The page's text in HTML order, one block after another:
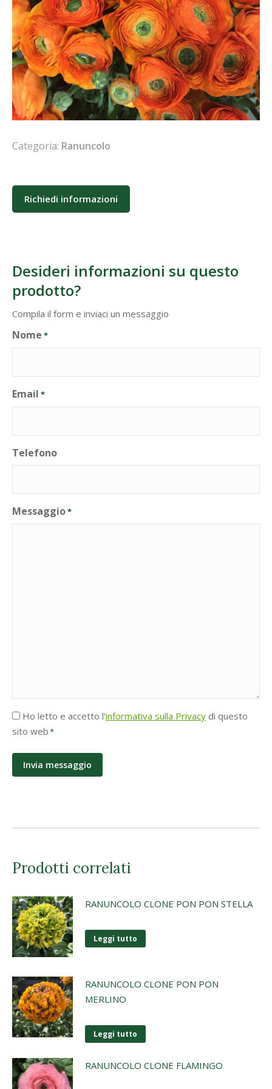
Categoria: Ranuncolo
Richiedi informazioni
Desideri informazioni su questo
prodotto?
Compila il form e inviaci un messaggio
Nome *
Email *
Telefono
Messaggio*
Accettazione
Privacy
Ho letto e accetto l'informativa sulla Privacy di questo
sito web*
Prodotti correlati
RANUNCOLO CLONE PON PON STELLA
Leggi tutto
RANUNCOLO CLONE PON PON
MERLINO
Leggi tutto
RANUNCOLO CLONE FLAMINGO